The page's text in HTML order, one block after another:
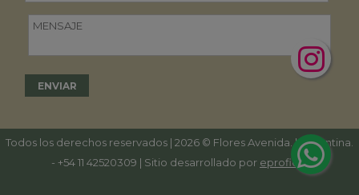
Todos los derechos reservados | 2026 © Flores Avenida. | Argentina.
- +54 11 42520309 | Sitio desarrollado por eproficio